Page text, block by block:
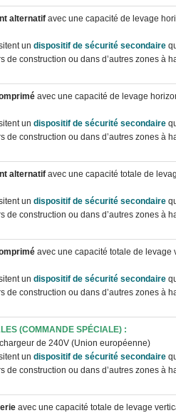
alternatif avec une capacité de levage
un dispositif de sécurité secondaire
de construction ou dans d’autres zones à
avec une capacité de levage
un dispositif de sécurité secondaire
de construction ou dans d’autres zones à
alternatif avec une capacité totale de
un dispositif de sécurité secondaire
de construction ou dans d’autres zones à
avec une capacité totale de levage
un dispositif de sécurité secondaire
de construction ou dans d’autres zones à
(COMMANDE SPÉCIALE) :
de 240V (Union européenne)
un dispositif de sécurité secondaire
de construction ou dans d’autres zones à
avec une capacité totale de levage